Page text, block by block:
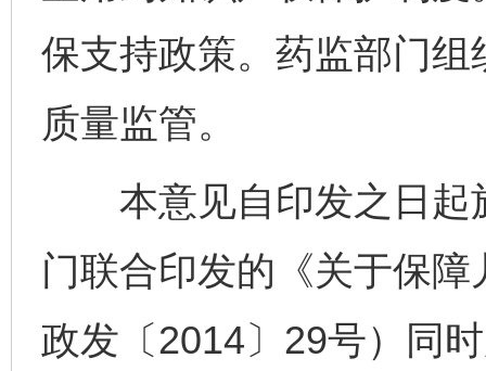
保支持政策。药监部门
质量监管。
本意见自印发之日起
门联合印发的《关于保
政发〔2014〕29号）同